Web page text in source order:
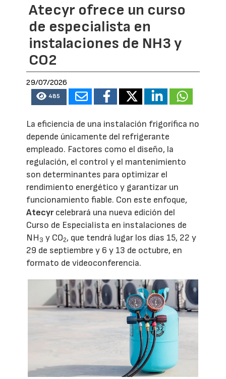
Atecyr ofrece un curso
de especialista en
instalaciones de NH3 y
CO2
29/07/2026
485
La eficiencia de una instalación frigorífica no
depende únicamente del refrigerante
empleado. Factores como el diseño, la
regulación, el control y el mantenimiento
son determinantes para optimizar el
rendimiento energético y garantizar un
funcionamiento fiable. Con este enfoque,
Atecyrcelebrará una nueva edición del
Curso de Especialista en instalaciones de
NH3 y CO2, que tendrá lugar los días 15, 22 y
29 de septiembre y 6 y 13 de octubre, en
formato de videoconferencia.